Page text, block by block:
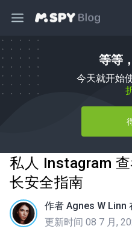
等等
今天就开始
私人 Instagram
长安全指南
作者 Agnes W Linn
更新时间 08 7 月,